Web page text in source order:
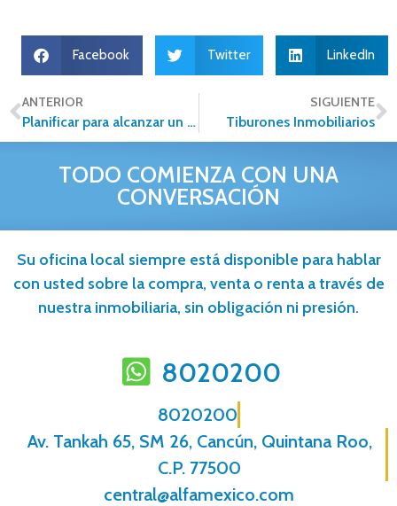
Facebook Twitter LinkedIn
ANTERIOR
Planificar para alcanzar un objetivo
SIGUIENTE
Tiburones Inmobiliarios
TODO COMIENZA CON UNA
CONVERSACIÓN
Su oficina local siempre está disponible para hablar
con usted sobre la compra, venta o renta a través de
nuestra inmobiliaria, sin obligación ni presión.
8020200
8020200
Av. Tankah 65, SM 26, Cancún, Quintana Roo,
C.P. 77500
central@alfamexico.com